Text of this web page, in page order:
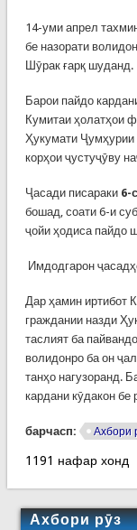
14-уми апрел
бе назорати
Шӯрак ғарқ шуданд.
Барои пайдо
Кумитаи ҳолатҳои
Ҳукумати
корҳои ҷустуҷӯву
Ҷасади писараки 6-
бошад, соати 6-и
ҷойи ҳодиса пайдо
Имдодгарон
Дар ҳамин иртибот
граждании назди
таслият ба
волидонро ба он
танҳо нагузоранд.
кардани кӯдакон
барчасп: Ахбори
1191 нафар хонд
Ахбори рӯз